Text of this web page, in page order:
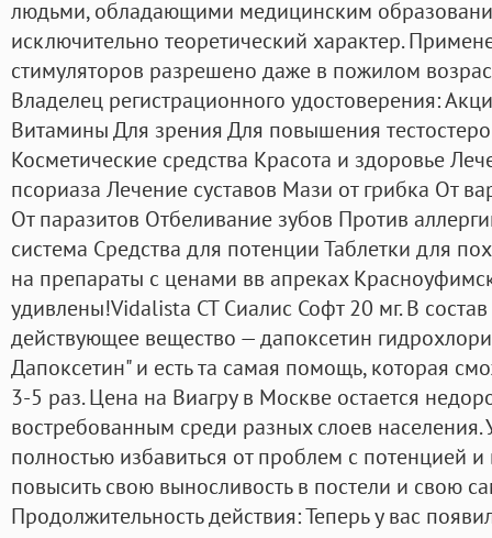
людьми, обладающими медицинским
исключительно теоретический характер.
стимуляторов разрешено даже в пожилом
Владелец регистрационного удостоверения:
Витамины Для зрения Для повышения
Косметические средства Красота и здоровье
псориаза Лечение суставов Мази от грибка От
От паразитов Отбеливание зубов Против
система Средства для потенции Таблетки для
на препараты с ценами вв апреках
удивлены!Vidalista CT Сиалис Софт 20 мг. В
действующее вещество — дапоксетин
Дапоксетин" и есть та самая помощь, которая
3-5 раз. Цена на Виагру в Москве остается
востребованным среди разных слоев населения.
полностью избавиться от проблем с потенцией и
повысить свою выносливость в постели и свою
Продолжительность действия: Теперь у вас